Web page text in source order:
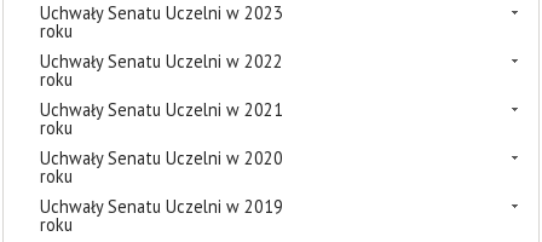
Uchwały Senatu Uczelni w 2023
roku
Uchwały Senatu Uczelni w 2022
roku
Uchwały Senatu Uczelni w 2021
roku
Uchwały Senatu Uczelni w 2020
roku
Uchwały Senatu Uczelni w 2019
roku